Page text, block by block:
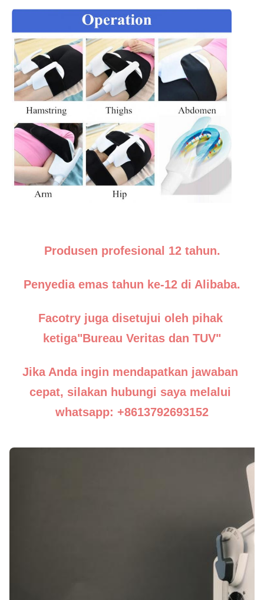
Produsen profesional 12 tahun.
Penyedia emas tahun ke-12 di Alibaba.
Facotry juga disetujui oleh pihak
ketiga"Bureau Veritas dan TUV"
Jika Anda ingin mendapatkan jawaban
cepat, silakan hubungi saya melalui
whatsapp: +8613792693152